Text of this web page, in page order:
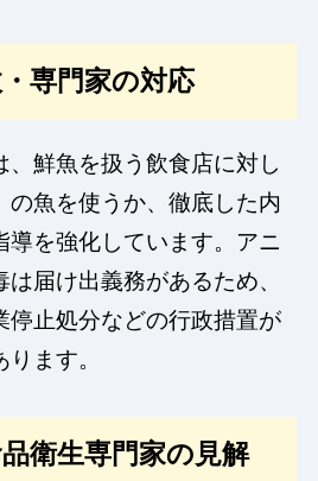
専門家の対応
、鮮魚を扱う飲食店に対し
の魚を使うか、徹底した内
導を強化しています。アニ
届け出義務があるため、
停止処分などの行政措置が
ます。
衛生専門家の見解